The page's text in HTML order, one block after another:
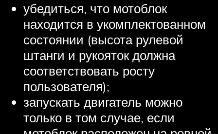
убедиться, что мотоблок
находится в укомплектованном
состоянии (высота рулевой
штанги и рукояток должна
соответствовать росту
пользователя);
запускать двигатель можно
только в том случае, если